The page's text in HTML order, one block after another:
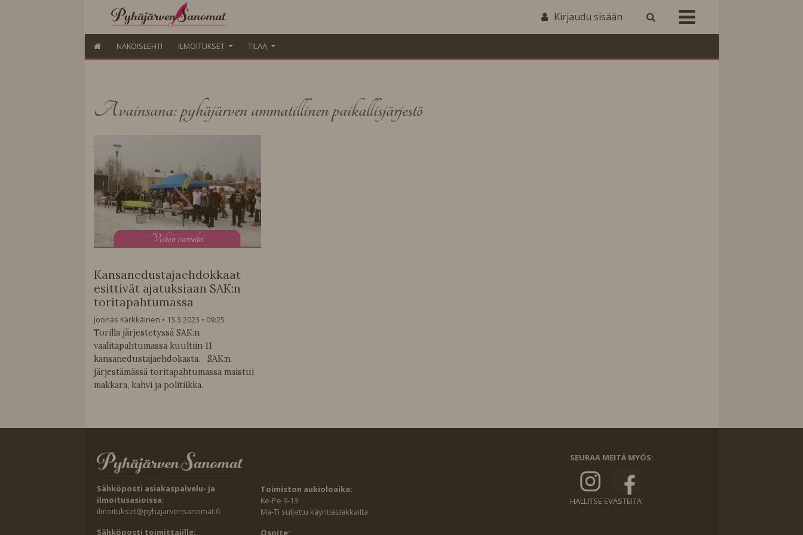
Kirjaudu sisään
NÄKÖISLEHTI ILMOITUKSET TILAA
Avainsana: pyhäjärven ammatillinen paikallisjärjestö
Viikon varrelta
Kansanedustajaehdokkaat
esittivät ajatuksiaan SAK:n
toritapahtumassa
Joonas Kärkkäinen 13.3.2023
09:25
Torilla järjestetyssä SAK:n
vaalitapahtumassa kuultiin 11
kansanedustajaehdokasta. SAK:n
järjestämässä toritapahtumassa maistui
makkara, kahvi ja politiikka.
Sähköposti asiakaspalvelu- ja
ilmoitusasioissa:
ilmoitukset@pyhajarvensanomat.fi
Sähköposti toimittajille:
Toimiston aukioloaika:
Ke-Pe 9-13
Ma-Ti suljettu käyntiasiakkailta
Osoite:
SEURAA MEITÄ MYÖS:
HALLITSE EVÄSTEITÄ